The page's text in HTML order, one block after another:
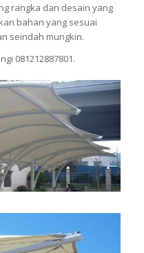
rangka dan desain yang
bahan yang sesuai
seindah mungkin.
081212887801.